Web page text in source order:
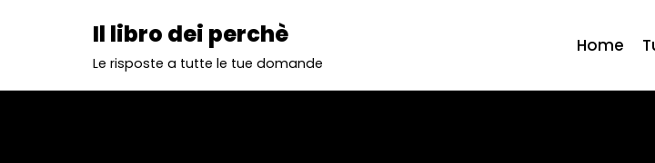
Il libro dei perchè
Le risposte a tutte le tue domande
Home